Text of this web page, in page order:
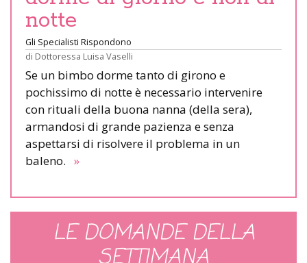
notte
Gli Specialisti Rispondono
di Dottoressa Luisa Vaselli
Se un bimbo dorme tanto di girono e
pochissimo di notte è necessario intervenire
con rituali della buona nanna (della sera),
armandosi di grande pazienza e senza
aspettarsi di risolvere il problema in un
baleno. »
LE DOMANDE DELLA